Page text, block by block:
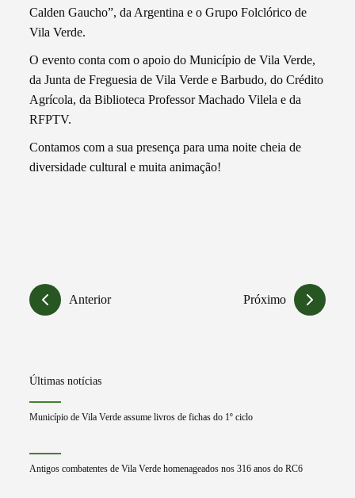
Calden Gaucho”, da Argentina e o Grupo Folclórico de
Vila Verde.
O evento conta com o apoio do Município de Vila Verde,
da Junta de Freguesia de Vila Verde e Barbudo, do Crédito
Agrícola, da Biblioteca Professor Machado Vilela e da
RFPTV.
Contamos com a sua presença para uma noite cheia de
diversidade cultural e muita animação!
Anterior Próximo
Últimas notícias
Município de Vila Verde assume livros de fichas do 1º ciclo
Antigos combatentes de Vila Verde homenageados nos 316 anos do RC6